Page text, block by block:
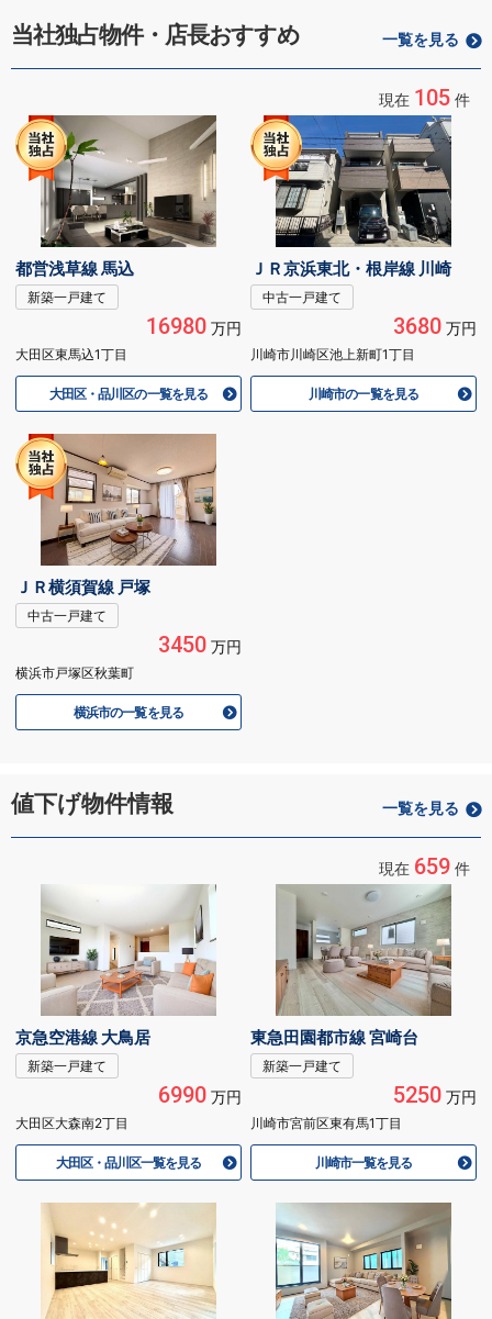
当社独占物件・店長おすすめ 一覧を見る
現在 105 件
都営浅草線 馬込
新築一戸建て
16980万円
大田区東馬込1丁目
大田区・品川区の一覧を見る
ＪＲ京浜東北・根岸線 川崎
中古一戸建て
3680万円
川崎市川崎区池上新町1丁目
川崎市の一覧を見る
ＪＲ横須賀線 戸塚
中古一戸建て
3450万円
横浜市戸塚区秋葉町
横浜市の一覧を見る
値下げ物件情報 一覧を見る
現在 659 件
京急空港線 大鳥居
新築一戸建て
6990万円
大田区大森南2丁目
大田区・品川区一覧を見る
東急田園都市線 宮崎台
新築一戸建て
5250万円
川崎市宮前区東有馬1丁目
川崎市一覧を見る